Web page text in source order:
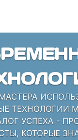
ТЕХНОЛОГИИ
УСПЕХА -
КОТОРЫЕ